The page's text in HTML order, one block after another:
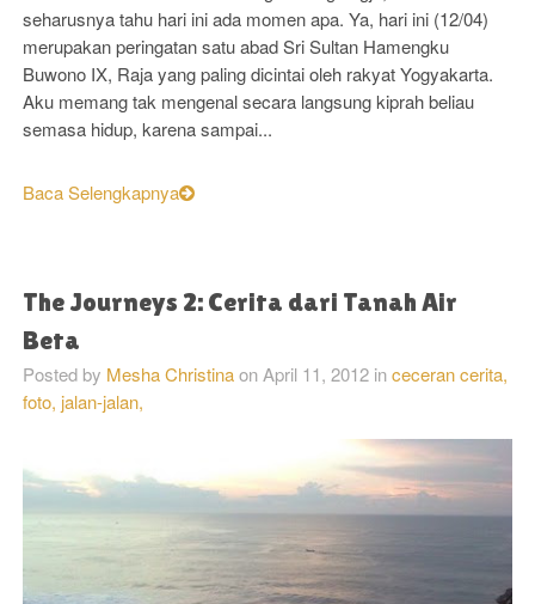
seharusnya tahu hari ini ada momen apa. Ya, hari ini (12/04)
merupakan peringatan satu abad Sri Sultan Hamengku
Buwono IX, Raja yang paling dicintai oleh rakyat Yogyakarta.
Aku memang tak mengenal secara langsung kiprah beliau
semasa hidup, karena sampai...
Baca Selengkapnya
The Journeys 2: Cerita dari Tanah Air
Beta
Posted by Mesha Christina onApril 11, 2012 inceceran cerita,
foto, jalan-jalan,